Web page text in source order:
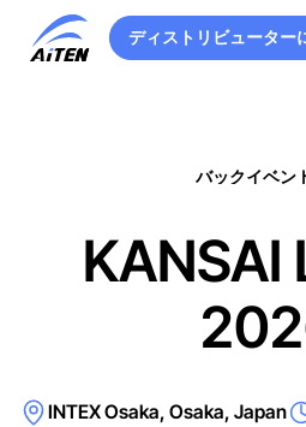
ディストリビューター
ディストリビューター
バックイベン
KANSAI
INTEX Osaka, Osaka, Japan